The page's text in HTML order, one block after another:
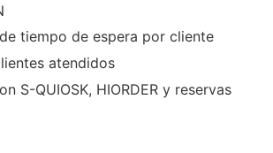
tiempo de espera por cliente
atendidos
S-QUIOSK, HIORDER y reservas